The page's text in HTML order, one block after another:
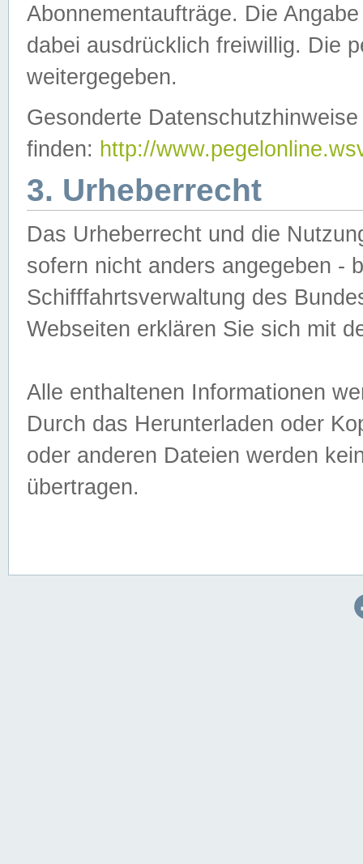
Abonnementaufträge. Die
dabei ausdrücklich freiwillig. Die
weitergegeben.
Gesonderte
finden: http://
3. Urheberrecht
Das Urheberrecht und die
sofern nicht anders angegeben -
Schifffahrtsverwaltung des
Webseiten erklären Sie sich mit
Alle enthaltenen Informationen
Durch das Herunterladen oder
oder anderen Dateien werden
übertragen.